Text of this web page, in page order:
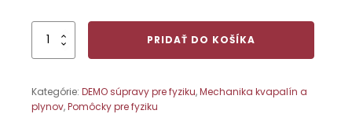
množstvo
Archimedova
PRIDAŤ DO KOŠÍKA
Kategórie: DEMO súpravy pre fyziku,Mechanika kvapalín a
plynov,Pomôcky pre fyziku